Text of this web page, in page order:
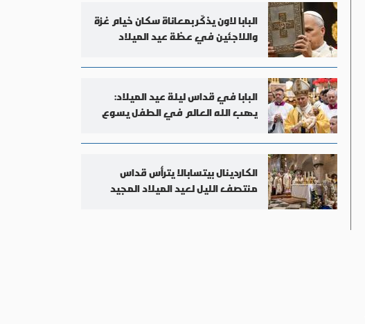
البابا لاون يذكّر بمعاناة سكان خيام غزة
واللاجئين في عظة عيد الميلاد
البابا في قداس ليلة عيد الميلاد:
يهب الله العالم في الطفل يسوع
الكاردينال بيتسابالا يترأس قداس
منتصف الليل لعيد الميلاد المجيد